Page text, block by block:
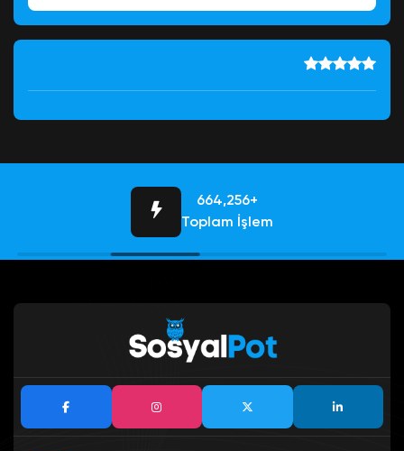
684,756+
Toplam İşlem